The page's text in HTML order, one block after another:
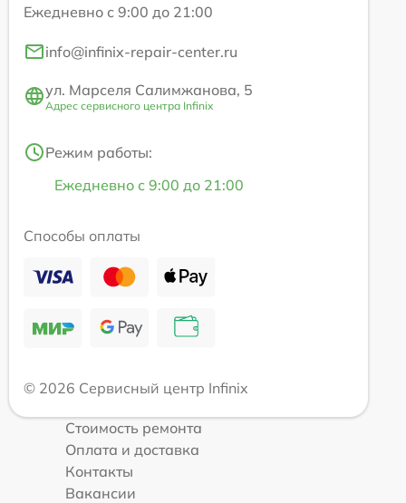
Ежедневно с 9:00 до 21:00
info@infinix-repair-center.ru
ул. Марселя Салимжанова, 5
Адрес сервисного центра Infinix
Режим работы:
Ежедневно с 9:00 до 21:00
Способы оплаты
© 2026 Сервисный центр Infinix
Стоимость ремонта
Оплата и доставка
Контакты
Вакансии